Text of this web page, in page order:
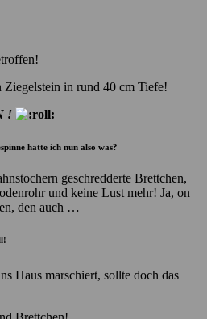
in rund 40 cm Tiefe!
!
hatte ich nun also was?
geschredderte Brettchen,
und keine Lust mehr! Ja, on
den auch …
Haus marschiert, sollte doch das